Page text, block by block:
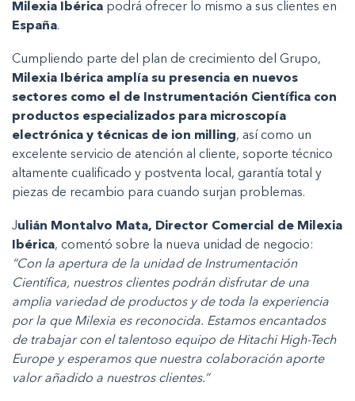
Milexia Ibérica podrá ofrecer lo mismo a sus clientes en
España.
Cumpliendo parte del plan de crecimiento del Grupo,
Milexia Ibérica amplía su presencia en nuevos
sectores como el de Instrumentación Científica con
productos especializados para microscopía
electrónica y técnicas de ion milling, así como un
excelente servicio de atención al cliente, soporte técnico
altamente cualificado y postventa local, garantía total y
piezas de recambio para cuando surjan problemas.
Julián Montalvo Mata, Director Comercial de Milexia
Ibérica, comentó sobre la nueva unidad de negocio:
“Con la apertura de la unidad de Instrumentación
Científica, nuestros clientes podrán disfrutar de una
amplia variedad de productos y de toda la experiencia
por la que Milexia es reconocida. Estamos encantados
de trabajar con el talentoso equipo de Hitachi High-Tech
Europe y esperamos que nuestra colaboración aporte
valor añadido a nuestros clientes.”